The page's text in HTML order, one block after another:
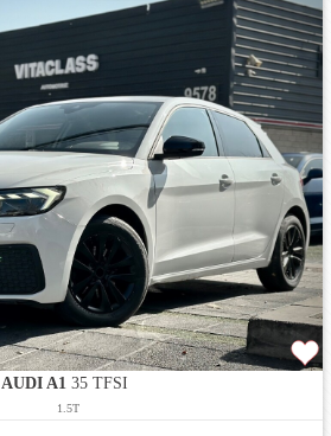
AUDI A1 35 TFSI
1.5T